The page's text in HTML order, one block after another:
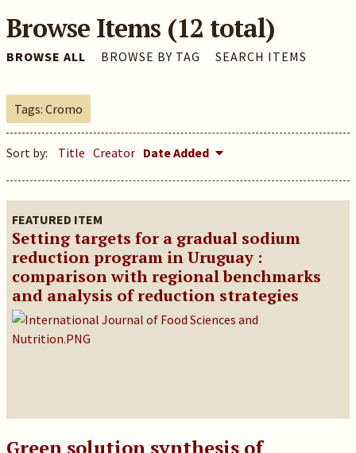
Browse Items (12 total)
BROWSE ALL BROWSE BY TAG SEARCH ITEMS
Tags: Cromo
Sort by: Title Creator Date Added
FEATURED ITEM
Setting targets for a gradual sodium
reduction program in Uruguay :
comparison with regional benchmarks
and analysis of reduction strategies
Green solution synthesis of